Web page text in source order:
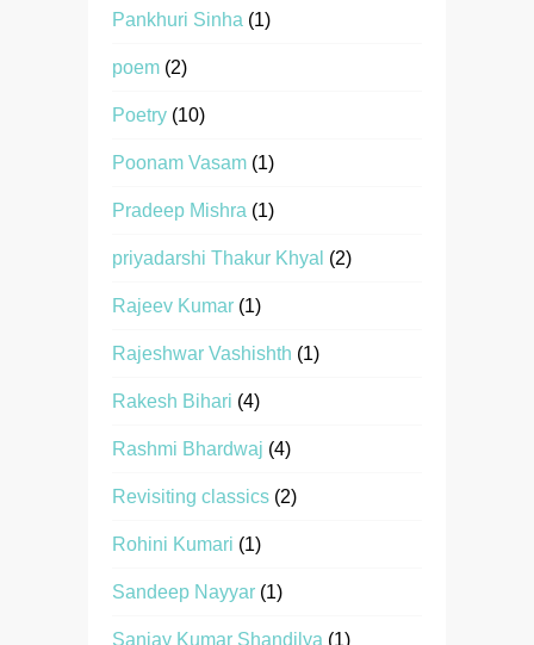
Pankhuri Sinha (1)
poem (2)
Poetry (10)
Poonam Vasam (1)
Pradeep Mishra (1)
priyadarshi Thakur Khyal (2)
Rajeev Kumar (1)
Rajeshwar Vashishth (1)
Rakesh Bihari (4)
Rashmi Bhardwaj (4)
Revisiting classics (2)
Rohini Kumari (1)
Sandeep Nayyar (1)
Sanjay Kumar Shandilya (1)